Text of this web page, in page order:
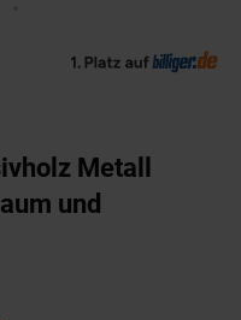
Metall
und